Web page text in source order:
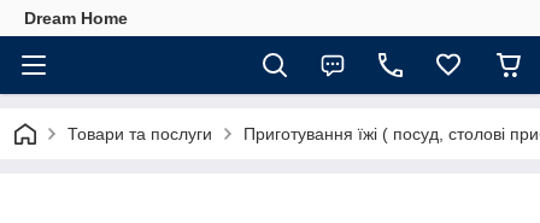
Dream Home
Товари та послуги Приготування їжі ( посуд, столові